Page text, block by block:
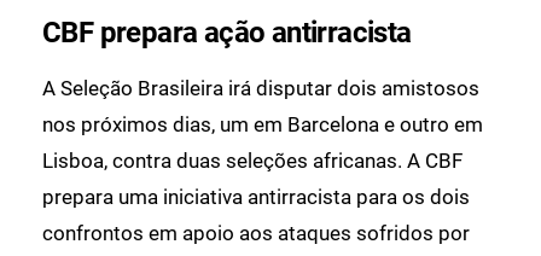
CBF prepara ação antirracista
A Seleção Brasileira irá disputar dois amistosos
nos próximos dias, um em Barcelona e outro em
Lisboa, contra duas seleções africanas. A CBF
prepara uma iniciativa antirracista para os dois
confrontos em apoio aos ataques sofridos por